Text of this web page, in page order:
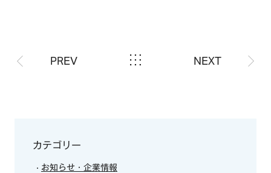
PREV NEXT
カテゴリー
お知らせ・企業情報
CONTACT